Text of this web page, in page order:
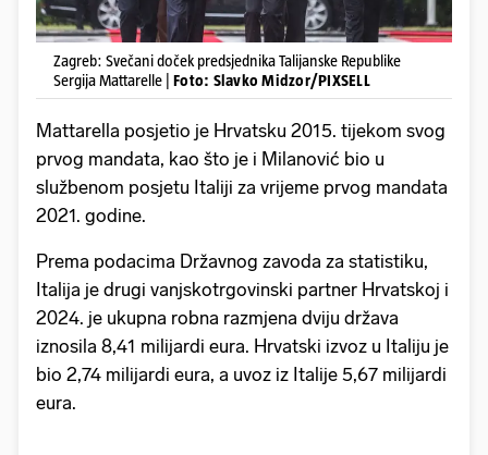
Zagreb: Svečani doček predsjednika Talijanske Republike
Sergija Mattarelle | Foto: Slavko Midzor/PIXSELL
Mattarella posjetio je Hrvatsku 2015. tijekom svog
prvog mandata, kao što je i Milanović bio u
službenom posjetu Italiji za vrijeme prvog mandata
2021. godine.
Prema podacima Državnog zavoda za statistiku,
Italija je drugi vanjskotrgovinski partner Hrvatskoj i
2024. je ukupna robna razmjena dviju država
iznosila 8,41 milijardi eura. Hrvatski izvoz u Italiju je
bio 2,74 milijardi eura, a uvoz iz Italije 5,67 milijardi
eura.